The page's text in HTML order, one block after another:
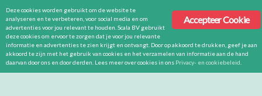
Accepteer Cookie
Deze cookies worden gebruikt om de website te
analyseren en te verbeteren, voor social media en om
advertenties voor jou relevant te houden. Scala BV gebruikt
deze cookies om ervoor te zorgen dat je voor jou relevante
informatie en advertenties te zien krijgt en ontvangt. Door op akkoord te drukken, geef je aan
akkoord te zijn met het gebruik van cookies en het verzamelen van informatie aan de hand
daarvan door ons en door derden. Lees meer over cookies in ons Privacy- en cookiebeleid